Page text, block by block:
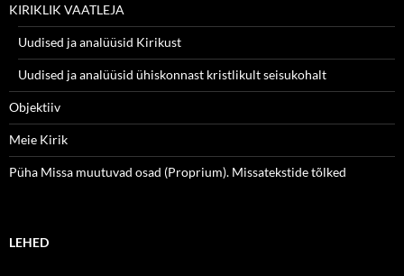
KIRIKLIK VAATLEJA
Uudised ja analüüsid Kirikust
Uudised ja analüüsid ühiskonnast kristlikult seisukohalt
Objektiiv
Meie Kirik
Püha Missa muutuvad osad (Proprium). Missatekstide tõlked
LEHED